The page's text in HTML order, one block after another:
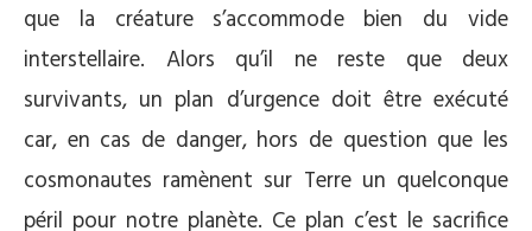
que la créature s’accommode bien du vide
interstellaire. Alors qu’il ne reste que deux
survivants, un plan d’urgence doit être exécuté
car, en cas de danger, hors de question que les
cosmonautes ramènent sur Terre un quelconque
péril pour notre planète. Ce plan c’est le sacrifice